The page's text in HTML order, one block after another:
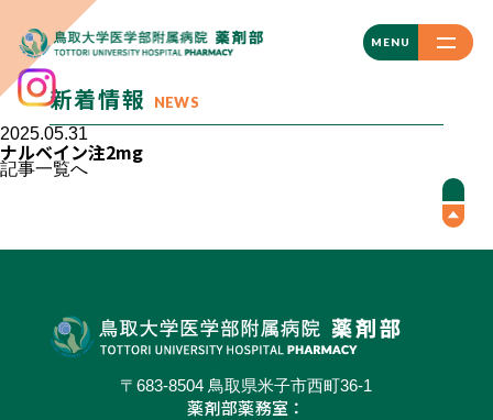
MENU
CLOSE
新着情報 NEWS
2025.05.31
ナルベイン注2mg
記事一覧へ
〒683-8504 鳥取県米子市西町36-1
薬剤部薬務室：